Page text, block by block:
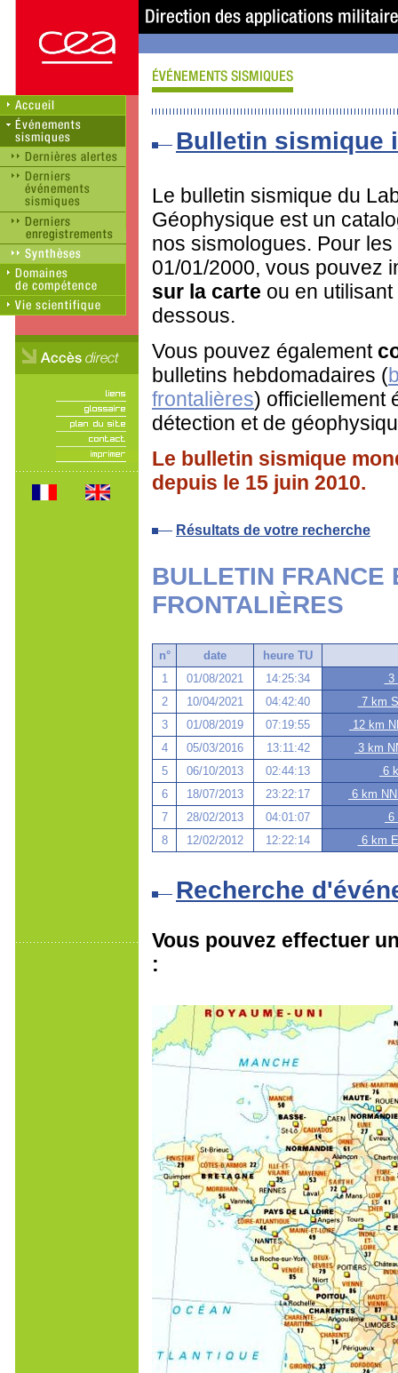
Bulletin sismique
Le bulletin sismique du
Géophysique est un
nos sismologues. Pour
01/01/2000, vous pouvez
sur la carte ou en
dessous.
Vous pouvez également
bulletins hebdomadaires (
frontalières) officiellement
détection et de
Le bulletin sismique
depuis le 15 juin 2010.
Résultats de votre recherche
BULLETIN FRANCE
FRONTALIÈRES
n° date
heure TU
1
01/08/2021 14:25:34
3
2
10/04/2021 04:42:40
7 km
3
01/08/2019 07:19:55
12 km
4
05/03/2016 13:11:42
3 km
5
06/10/2013 02:44:13
6
6
18/07/2013 23:22:17
6 km
7
28/02/2013 04:01:07
6
8
12/02/2012 12:22:14 6 km
Recherche
Vous pouvez effectuer
: